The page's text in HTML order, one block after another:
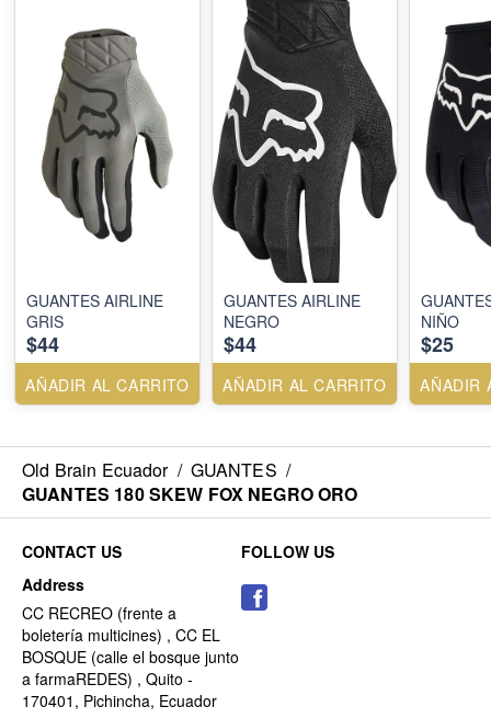
GUANTES AIRLINE
GRIS
$44
AÑADIR AL CARRITO
GUANTES AIRLINE
NEGRO
$44
AÑADIR AL CARRITO
NIÑO
$25
AÑADIR
Old Brain Ecuador / GUANTES /
GUANTES 180 SKEW FOX NEGRO ORO
CONTACT US
Address
CC RECREO (frente a
boletería multicines) , CC EL
BOSQUE (calle el bosque junto
a farmaREDES) , Quito -
170401, Pichincha, Ecuador
FOLLOW US